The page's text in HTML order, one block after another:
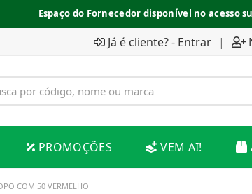
Acesse e baixe seus boletos ACESSAR
Espaço do Fornecedor disponível no acesso
Já é cliente? - Entrar |
PROMOÇÕES VEM AI!
COM 50 VERMELHO